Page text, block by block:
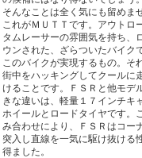
そんなことは全く気にも留めま
これがＭＵＴＴです。アウトロ
タムレーサーの雰囲気を持ち、
ウンされた、ざらついたバイク
このバイクが実現するもの。そ
街中をハッキングしてクールに
けることです。ＦＳＲと他モデ
きな違いは、軽量１７インチキ
ホイールとロードタイヤです。
み合わせにより、ＦＳＲはコー
突入し直線を一気に駆け抜ける
得ました。